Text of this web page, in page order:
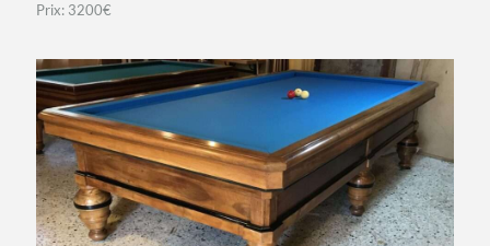
Prix: 3200€